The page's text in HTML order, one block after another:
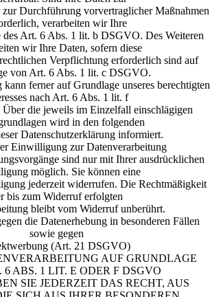
Durchführung vorvertraglicher Maßnahmen
verarbeiten wir Ihre
des Art. 6 Abs. 1 lit. b DSGVO. Des Weiteren
wir Ihre Daten, sofern diese
Verpflichtung erforderlich sind auf
von Art. 6 Abs. 1 lit. c DSGVO.
ferner auf Grundlage unseres berechtigten
nach Art. 6 Abs. 1 lit. f
die jeweils im Einzelfall einschlägigen
wird in den folgenden
Datenschutzerklärung informiert.
Einwilligung zur Datenverarbeitung
sind nur mit Ihrer ausdrücklichen
möglich. Sie können eine
jederzeit widerrufen. Die Rechtmäßigkeit
bis zum Widerruf erfolgten
bleibt vom Widerruf unberührt.
die Datenerhebung in besonderen Fällen
sowie gegen
(Art. 21 DSGVO)
AUF GRUNDLAGE
6 ABS. 1 LIT. E ODER F DSGVO
SIE JEDERZEIT DAS RECHT, AUS